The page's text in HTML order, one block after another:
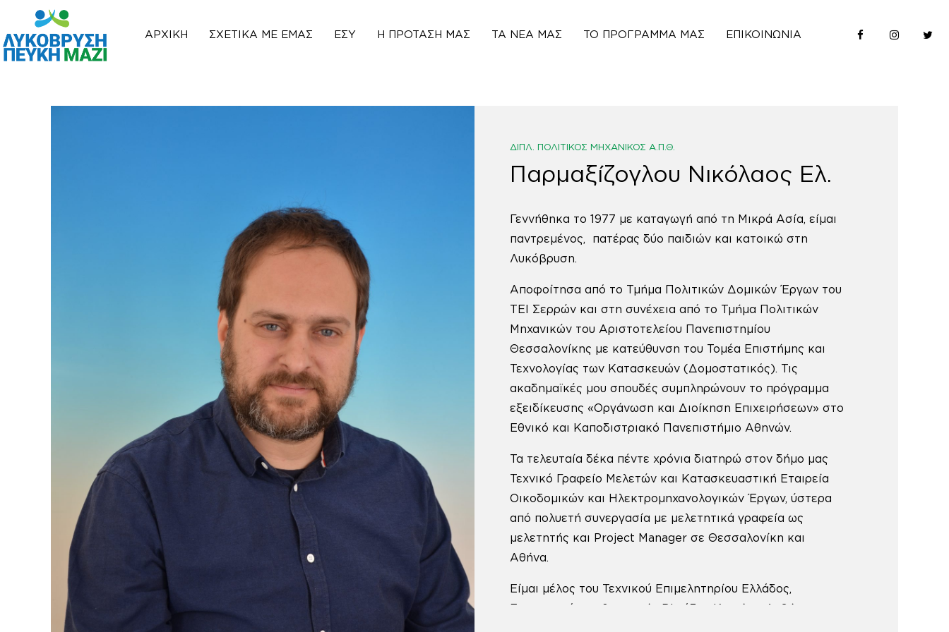
ΑΡΧΙΚΉ ΣΧΕΤΙΚΆ ΜΕ ΕΜΆΣ ΕΣΥ Η ΠΡΌΤΑΣΉ ΜΑΣ ΤΑ ΝΈΑ ΜΑΣ ΤΟ ΠΡΌΓΡΑΜΜΆ ΜΑΣ ΕΠΙΚΟΙΝΩΝΊΑ
ΔΙΠΛ. ΠΟΛΙΤΙΚΌΣ ΜΗΧΑΝΙΚΌΣ Α.Π.Θ.
Παρμαξίζογλου Νικόλαος Ελ.
Γεννήθηκα το 1977 με καταγωγή από τη Μικρά Ασία, είμαι
παντρεμένος, πατέρας δύο παιδιών και κατοικώ στη
Λυκόβρυση.
Αποφοίτησα από το Τμήμα Πολιτικών Δομικών Έργων του
ΤΕΙ Σερρών και στη συνέχεια από το Τμήμα Πολιτικών
Μηχανικών του Αριστοτελείου Πανεπιστημίου
Θεσσαλονίκης με κατεύθυνση του Τομέα Επιστήμης και
Τεχνολογίας των Κατασκευών (Δομοστατικός). Τις
ακαδημαϊκές μου σπουδές συμπληρώνουν το πρόγραμμα
εξειδίκευσης «Οργάνωση και Διοίκηση Επιχειρήσεων» στο
Εθνικό και Καποδιστριακό Πανεπιστήμιο Αθηνών.
Τα τελευταία δέκα πέντε χρόνια διατηρώ στον δήμο μας
Τεχνικό Γραφείο Μελετών και Κατασκευαστική Εταιρεία
Οικοδομικών και Ηλεκτρομηχανολογικών Έργων, ύστερα
από πολυετή συνεργασία με μελετητικά γραφεία ως
μελετητής και Project Manager σε Θεσσαλονίκη και
Αθήνα.
Είμαι μέλος του Τεχνικού Επιμελητηρίου Ελλάδoς,